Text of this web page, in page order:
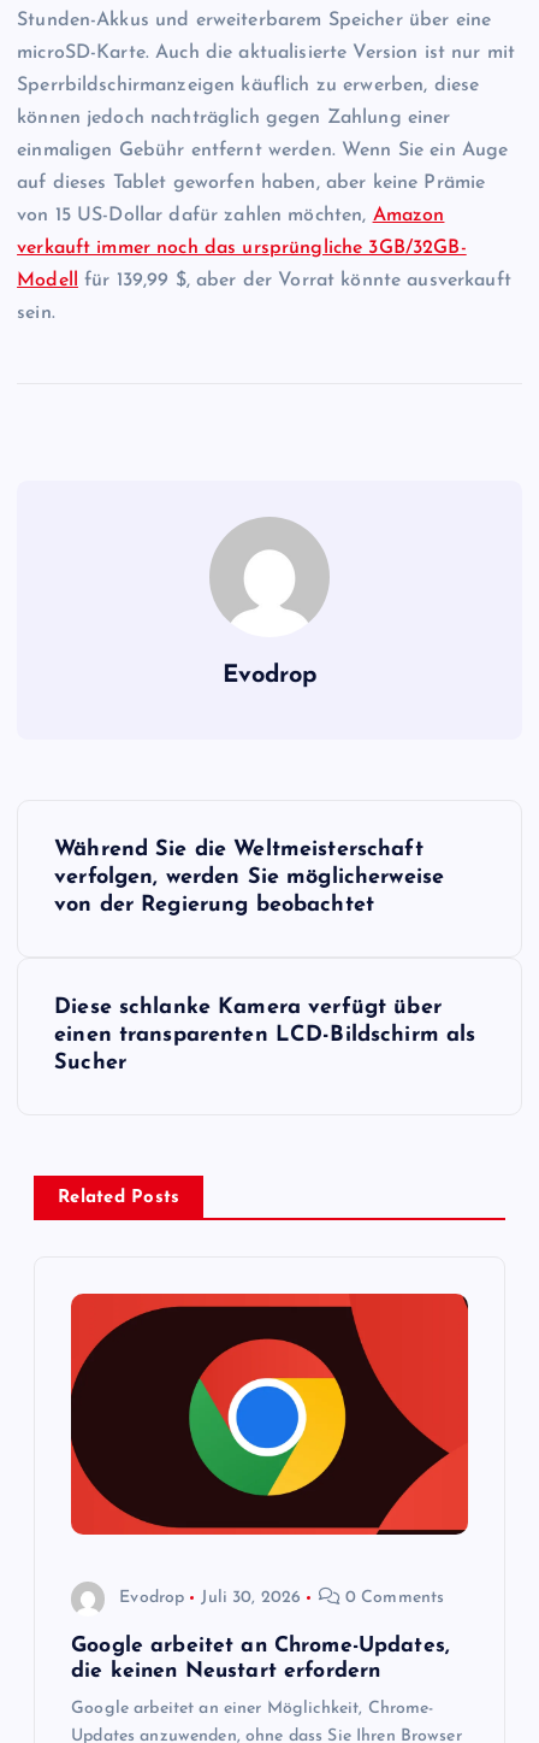
Stunden-Akkus und erweiterbarem Speicher über eine
microSD-Karte. Auch die aktualisierte Version ist nur mit
Sperrbildschirmanzeigen käuflich zu erwerben, diese
können jedoch nachträglich gegen Zahlung einer
einmaligen Gebühr entfernt werden. Wenn Sie ein Auge
auf dieses Tablet geworfen haben, aber keine Prämie
von 15 US-Dollar dafür zahlen möchten, Amazon
verkauft immer noch das ursprüngliche 3GB/32GB-
Modell für 139,99 $, aber der Vorrat könnte ausverkauft
sein.
Evodrop
g
Während Sie die Weltmeisterschaft
verfolgen, werden Sie möglicherweise
von der Regierung beobachtet
Diese schlanke Kamera verfügt über
einen transparenten LCD-Bildschirm als
Sucher
Related Posts
Evodrop Juli 30, 2026 0 Comments
Google arbeitet an Chrome-Updates,
die keinen Neustart erfordern
Google arbeitet an einer Möglichkeit, Chrome-
Updates anzuwenden, ohne dass Sie Ihren Browser